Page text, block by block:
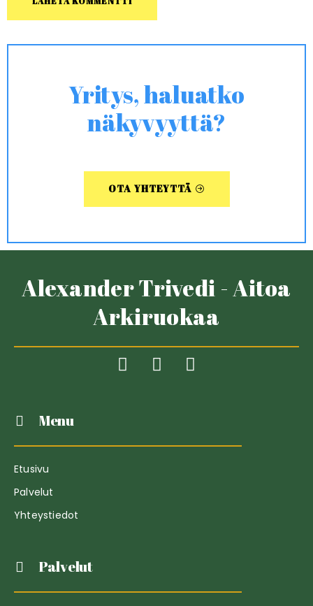
Yritys, haluatko
näkyvyyttä?
OTA YHTEYTTÄ
Alexander Trivedi - Aitoa
Arkiruokaa
Menu
Etusivu
Palvelut
Yhteystiedot
Palvelut